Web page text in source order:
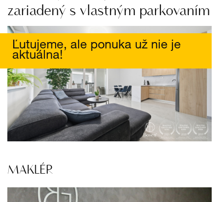
zariadený s vlastným parkovaním
Ľutujeme, ale ponuka už nie je
aktuálna!
MAKLÉR